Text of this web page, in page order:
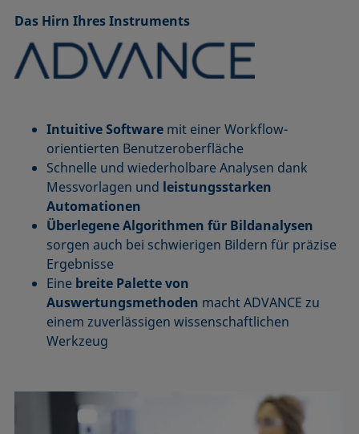
Das Hirn Ihres Instruments
Intuitive Software mit einer Workflow-
orientierten Benutzeroberfläche
Schnelle und wiederholbare Analysen dank
Messvorlagen und leistungsstarken
Automationen
Überlegene Algorithmen für Bildanalysen
sorgen auch bei schwierigen Bildern für präzise
Ergebnisse
Eine breite Palette von
Auswertungsmethoden macht ADVANCE zu
einem zuverlässigen wissenschaftlichen
Werkzeug